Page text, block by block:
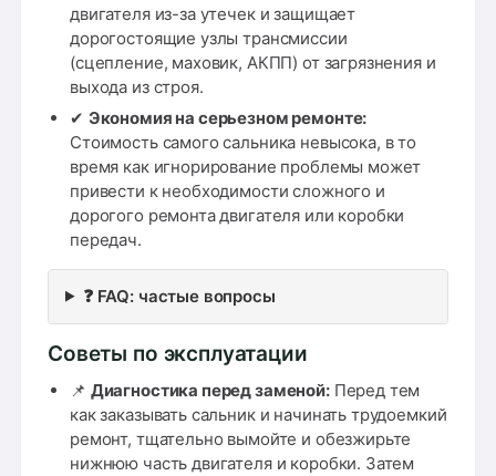
двигателя из-за утечек и защищает
дорогостоящие узлы трансмиссии
(сцепление, маховик, АКПП) от загрязнения и
выхода из строя.
✔ Экономия на серьезном ремонте:
Стоимость самого сальника невысока, в то
время как игнорирование проблемы может
привести к необходимости сложного и
дорогого ремонта двигателя или коробки
передач.
❓ FAQ: частые вопросы
Советы по эксплуатации
📌 Диагностика перед заменой:Перед тем
как заказывать сальник и начинать трудоемкий
ремонт, тщательно вымойте и обезжирьте
нижнюю часть двигателя и коробки. Затем